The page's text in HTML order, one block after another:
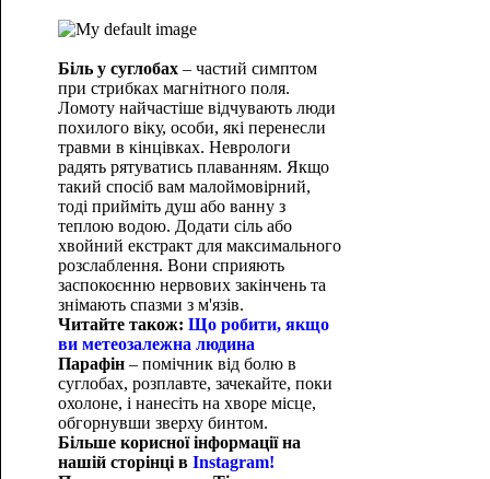
Біль у суглобах– частий симптом
при стрибках магнітного поля.
Ломоту найчастіше відчувають люди
похилого віку, особи, які перенесли
травми в кінцівках. Неврологи
радять рятуватись плаванням. Якщо
такий спосіб вам малоймовірний,
тоді прийміть душ або ванну з
теплою водою. Додати сіль або
хвойний екстракт для максимального
розслаблення. Вони сприяють
заспокоєнню нервових закінчень та
знімають спазми з м'язів.
Читайте також: Що робити, якщо
ви метеозалежна людина
Парафін– помічник від болю в
суглобах, розплавте, зачекайте, поки
охолоне, і нанесіть на хворе місце,
обгорнувши зверху бинтом.
Більше корисної інформації на
нашій сторінці в Instagram!